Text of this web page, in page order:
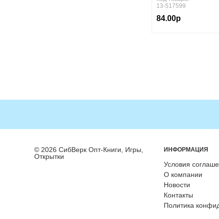
Волкова С.И.
Восторгова Е.В.
Высоцкий И.Р., Ященко И.В.
13-517599
84.00р
© 2026 СибВерк Опт-Книги, Игры,
Открытки
ИНФОРМАЦИЯ
Условия
О компании
Новости
Контакты
Политика